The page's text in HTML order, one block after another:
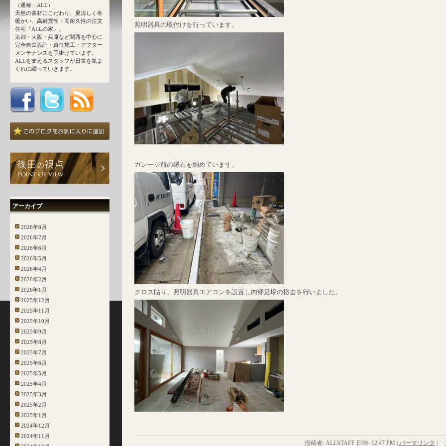
（通称：ALL）
天然の素材にこだわり、夏涼しく冬
暖かい、高耐震性・高耐久性の注文
住宅『ALLの家』。
京都・大阪・兵庫など関西を中心に
完全自由設計・責任施工・アフター
メンテナンスを手掛けています。
ALLを支えるスタッフが日常を気ま
ぐれに綴っていきます。
アーカイブ
2026年8月
2026年7月
2026年6月
2026年5月
2026年4月
2026年2月
2026年1月
2025年12月
2025年11月
2025年10月
2025年9月
2025年8月
2025年7月
2025年6月
2025年5月
2025年4月
2025年3月
2025年2月
2025年1月
2024年12月
2024年11月
照明器具の取付けを行っています。
ガレージ前の縁石を納めています。
クロス貼り、照明器具エアコンを設置し内部足場の撤去を行いました。
投稿者: ALLSTAFF 日時: 12:47 PM パーマリンク